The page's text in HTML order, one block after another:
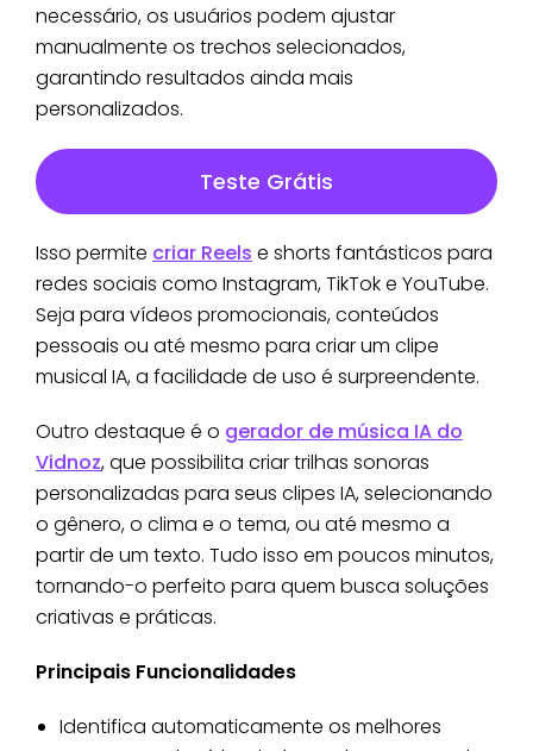
necessário, os usuários podem ajustar
manualmente os trechos selecionados,
garantindo resultados ainda mais
personalizados.
Teste Grátis
Isso permite criar Reels e shorts fantásticos para
redes sociais como Instagram, TikTok e YouTube.
Seja para vídeos promocionais, conteúdos
pessoais ou até mesmo para criar um clipe
musical IA, a facilidade de uso é surpreendente.
Outro destaque é o gerador de música IA do
Vidnoz, que possibilita criar trilhas sonoras
personalizadas para seus clipes IA, selecionando
o gênero, o clima e o tema, ou até mesmo a
partir de um texto. Tudo isso em poucos minutos,
tornando-o perfeito para quem busca soluções
criativas e práticas.
Principais Funcionalidades
Identifica automaticamente os melhores